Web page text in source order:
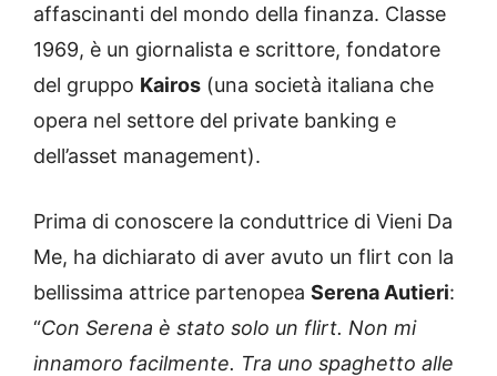
affascinanti del mondo della finanza. Classe
1969, è un giornalista e scrittore, fondatore
del gruppo Kairos (una società italiana che
opera nel settore del private banking e
dell’asset management).
Prima di conoscere la conduttrice di Vieni Da
Me, ha dichiarato di aver avuto un flirt con la
bellissima attrice partenopea Serena Autieri:
“Con Serena è stato solo un flirt. Non mi
innamoro facilmente. Tra uno spaghetto alle